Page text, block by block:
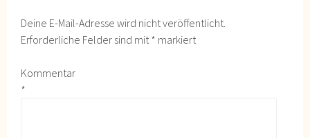
Deine E-Mail-Adresse wird nicht veröffentlicht.
Erforderliche Felder sind mit * markiert
Kommentar
*